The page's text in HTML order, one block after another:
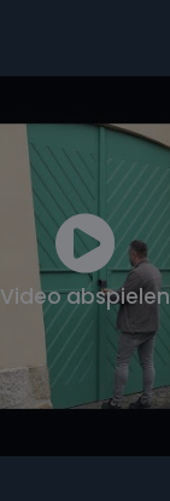
Video abspielen